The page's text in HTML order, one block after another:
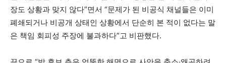
장도 상황과 맞지 않다”면서 “문제가 된 비공식 채널들은 이미
폐쇄되거나 비공개 상태인 상황에서 단순히 본 적이 없다는 말
은 책임 회피성 주장에 불과하다”고 비판했다.